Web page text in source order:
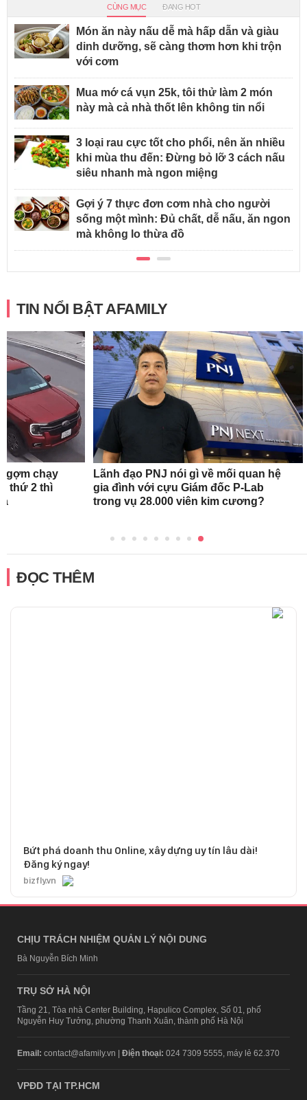
CÙNG MỤC ĐANG HOT
Món ăn này nấu dễ mà hấp dẫn và giàu
dinh dưỡng, sẽ càng thơm hơn khi trộn
với cơm
Mua mớ cá vụn 25k, tôi thử làm 2 món
này mà cả nhà thốt lên không tin nổi
3 loại rau cực tốt cho phổi, nên ăn nhiều
khi mùa thu đến: Đừng bỏ lỡ 3 cách nấu
siêu nhanh mà ngon miệng
Gợi ý 7 thực đơn cơm nhà cho người
sống một mình: Đủ chất, dễ nấu, ăn ngon
mà không lo thừa đồ
TIN NỔI BẬT AFAMILY
chạy
thứ 2 thì
Lãnh đạo PNJ nói gì về mối quan hệ
gia đình với cựu Giám đốc P-Lab
trong vụ 28.000 viên kim cương?
ĐỌC THÊM
Bứt phá doanh thu Online, xây dựng uy tín lâu dài!
Đăng ký ngay!
bizfly.vn
CHỊU TRÁCH NHIỆM QUẢN LÝ NỘI DUNG
Bà Nguyễn Bích Minh
TRỤ SỞ HÀ NỘI
Tầng 21, Tòa nhà Center Building, Hapulico Complex, Số 01, phố
Nguyễn Huy Tưởng, phường Thanh Xuân, thành phố Hà Nội
Email: contact@afamily.vn | Điện thoại: 024 7309 5555, máy lẻ 62.370
VPĐD TẠI TP.HCM